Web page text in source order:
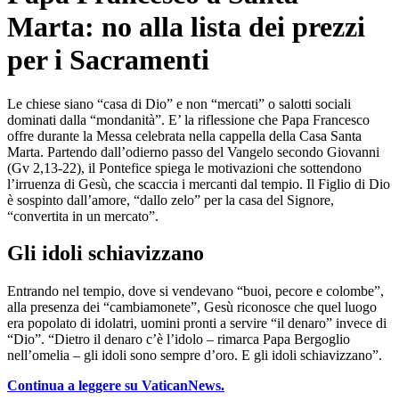
Marta: no alla lista dei prezzi
per i Sacramenti
Le chiese siano “casa di Dio” e non “mercati” o salotti sociali
dominati dalla “mondanità”. E’ la riflessione che Papa Francesco
offre durante la Messa celebrata nella cappella della Casa Santa
Marta. Partendo dall’odierno passo del Vangelo secondo Giovanni
(Gv 2,13-22), il Pontefice spiega le motivazioni che sottendono
l’irruenza di Gesù, che scaccia i mercanti dal tempio. Il Figlio di Dio
è sospinto dall’amore, “dallo zelo” per la casa del Signore,
“convertita in un mercato”.
Gli idoli schiavizzano
Entrando nel tempio, dove si vendevano “buoi, pecore e colombe”,
alla presenza dei “cambiamonete”, Gesù riconosce che quel luogo
era popolato di idolatri, uomini pronti a servire “il denaro” invece di
“Dio”. “Dietro il denaro c’è l’idolo – rimarca Papa Bergoglio
nell’omelia – gli idoli sono sempre d’oro. E gli idoli schiavizzano”.
Continua a leggere su VaticanNews.